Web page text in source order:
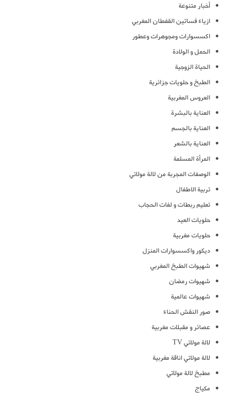
أخبار متنوعة
ازياء فساتين القفطان المغربي
اكسسوارات ومجوهرات وعطور
الحمل و الولادة
الحياة الزوجية
الطبخ و حلويات جزائرية
العروس المغربية
العناية بالبشرة
العناية بالجسم
العناية بالشعر
المرأة المسلمة
الوصفات المجربة من لالة مولاتي
تربية الاطفال
تعليم ربطات و لفات الحجاب
حلويات العيد
حلويات مغربية
ديكور واكسسوارات المنزل
شهيوات الطبخ المغربي
شهيوات رمضان
شهيوات عالمية
صور النقش الحناء
عصائر و مقبلات مغربية
لالة مولاتي TV
لالة مولاتي اناقة مغربية
مطبخ لالة مولاتي
مكياج